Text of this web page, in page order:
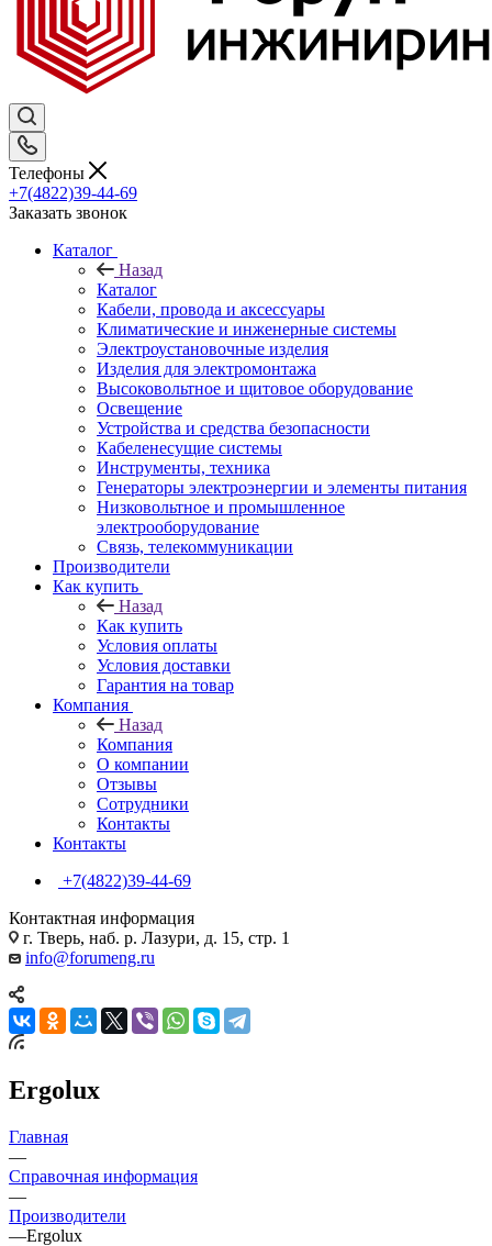
Телефоны
+7(4822)39-44-69
Заказать звонок
Каталог
Назад
Каталог
Кабели, провода и аксессуары
Климатические и инженерные системы
Электроустановочные изделия
Изделия для электромонтажа
Высоковольтное и щитовое оборудование
Освещение
Устройства и средства безопасности
Кабеленесущие системы
Инструменты, техника
Генераторы электроэнергии и элементы питания
Низковольтное и промышленное
электрооборудование
Связь, телекоммуникации
Производители
Как купить
Назад
Как купить
Условия оплаты
Условия доставки
Гарантия на товар
Компания
Назад
Компания
О компании
Отзывы
Сотрудники
Контакты
Контакты
+7(4822)39-44-69
Контактная информация
г. Тверь, наб. р. Лазури, д. 15, стр. 1
info@forumeng.ru
Ergolux
Главная
—
Справочная информация
—
Производители
—Ergolux